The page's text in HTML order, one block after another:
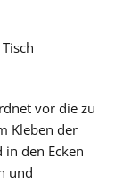
vor die zu
Kleben der
in den Ecken
und